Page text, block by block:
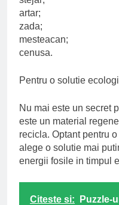
artar;
zada;
mesteacan;
cenusa.
Pentru o solutie
Nu mai este un secret
este un material
recicla. Optant pentru
alege o solutie mai
energii fosile in timpul
Citeste si:
Puzzle-